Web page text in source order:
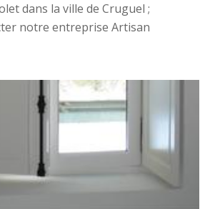
dans la ville de Cruguel ;
notre entreprise Artisan